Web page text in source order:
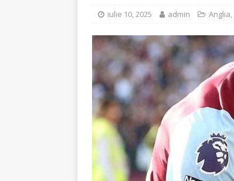
iulie 10, 2025 admin Anglia,